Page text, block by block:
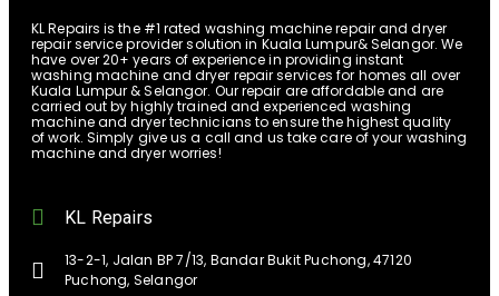
KL Repairs is the #1 rated washing machine repair and dryer
repair service provider solution in Kuala Lumpur& Selangor. We
have over 20+ years of experience in providing instant
washing machine and dryer repair services for homes all over
Kuala Lumpur & Selangor. Our repair are affordable and are
carried out by highly trained and experienced washing
machine and dryer technicians to ensure the highest quality
of work. Simply give us a call and us take care of your washing
machine and dryer worries!
KL Repairs
13-2-1, Jalan BP 7/13, Bandar Bukit Puchong, 47120
Puchong, Selangor